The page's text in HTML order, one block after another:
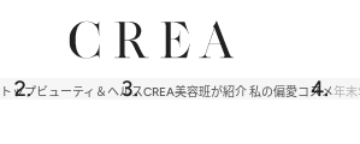
トップビューティ＆ヘルスCREA美容班が紹介 私の偏愛コスメ年